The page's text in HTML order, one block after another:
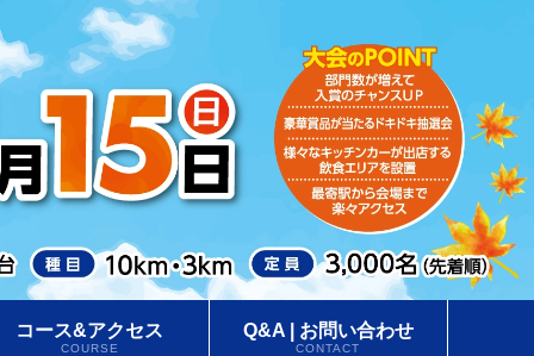
コース&アクセス
COURSE
Q&A | お問い合わせ
CONTACT